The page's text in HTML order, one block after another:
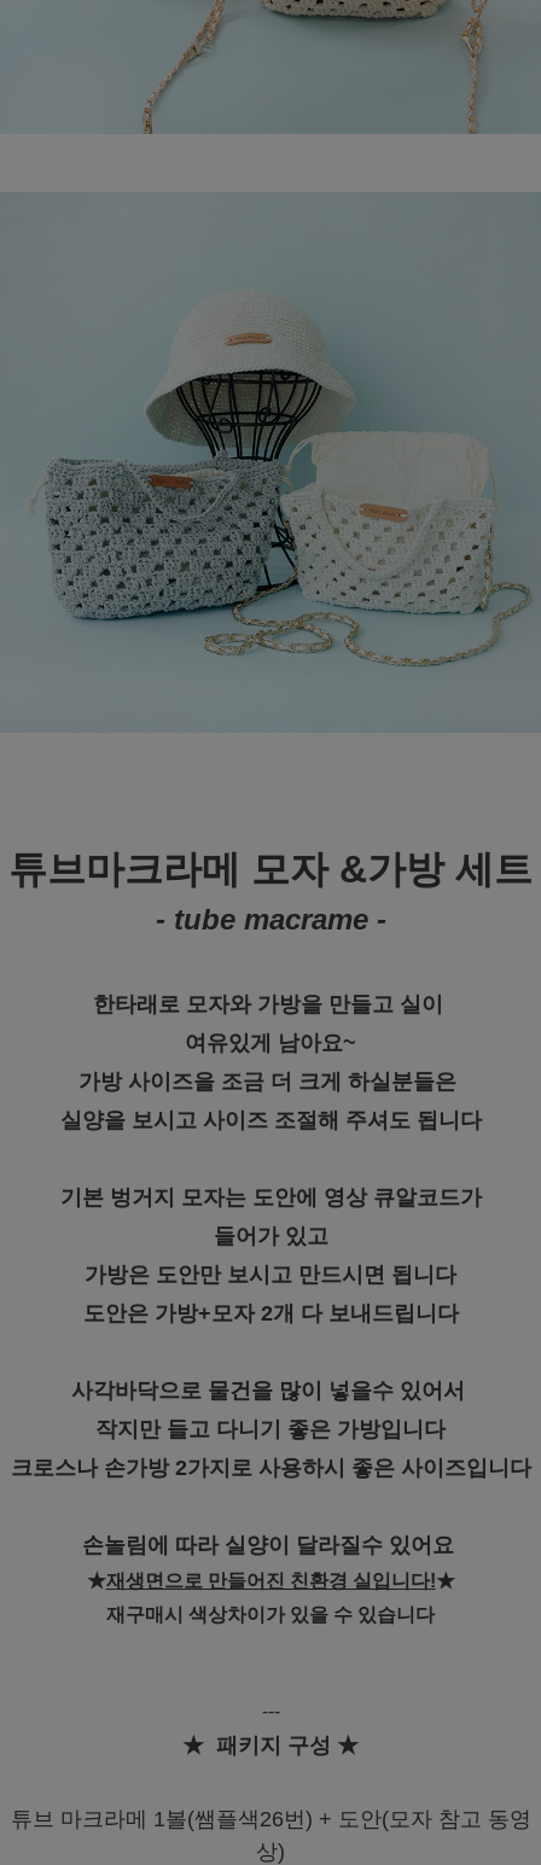
튜브마크라메 모자 &가방 세트
- tube macrame -
한타래로 모자와 가방을 만들고 실이
여유있게 남아요~
가방 사이즈을 조금 더 크게 하실분들은
실양을 보시고 사이즈 조절해 주셔도 됩니다
기본 벙거지 모자는 도안에 영상 큐알코드가
들어가 있고
가방은 도안만 보시고 만드시면 됩니다
도안은 가방+모자 2개 다 보내드립니다
사각바닥으로 물건을 많이 넣을수 있어서
작지만 들고 다니기 좋은 가방입니다
크로스나 손가방 2가지로 사용하시 좋은 사이즈입니다
손놀림에 따라 실양이 달라질수 있어요
★재생면으로 만들어진 친환경 실입니다!★
재구매시 색상차이가 있을 수 있습니다
---
★ 패키지 구성 ★
튜브 마크라메 1볼(쌤플색26번) + 도안(모자 참고 동영
상)